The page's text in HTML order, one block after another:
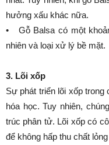
hưởng xấu khác nữa.
• Gỗ Balsa có một
nhiên và loại xử lý bề mặt.
3. Lõi xốp
Sự phát triển lõi xốp trong
hóa học. Tuy nhiên,
trúc phân tử. Lõi xốp có
để không hấp thu chất lỏng